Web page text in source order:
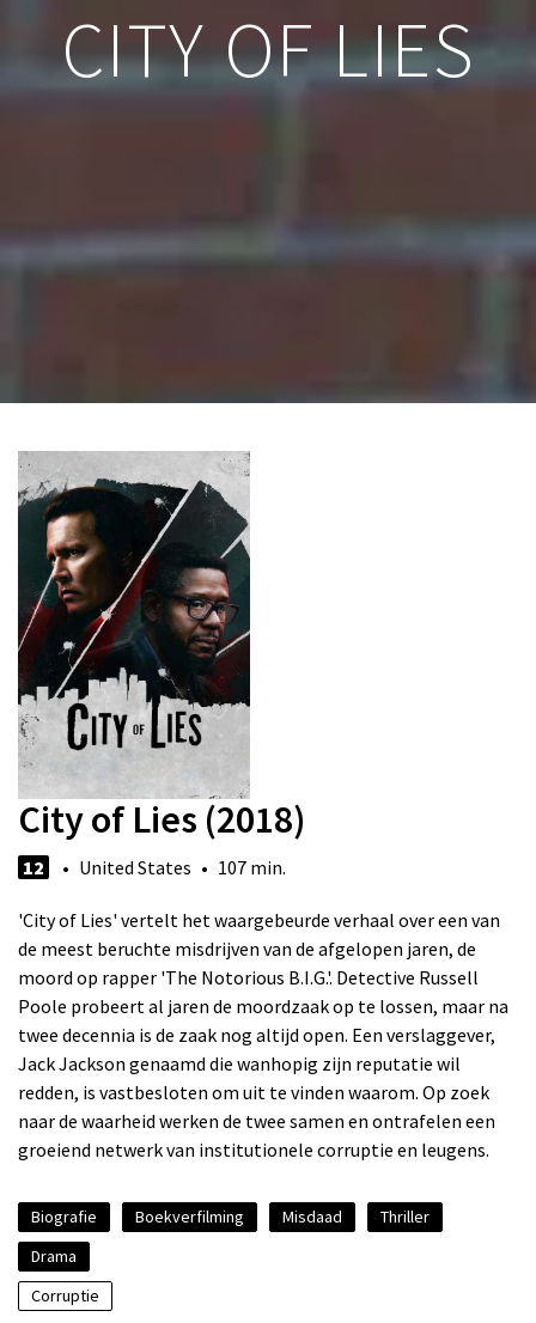
CITY OF LIES
City of Lies (2018)
12 • United States • 107 min.
'City of Lies' vertelt het waargebeurde verhaal over een van
de meest beruchte misdrijven van de afgelopen jaren, de
moord op rapper 'The Notorious B.I.G.'. Detective Russell
Poole probeert al jaren de moordzaak op te lossen, maar na
twee decennia is de zaak nog altijd open. Een verslaggever,
Jack Jackson genaamd die wanhopig zijn reputatie wil
redden, is vastbesloten om uit te vinden waarom. Op zoek
naar de waarheid werken de twee samen en ontrafelen een
groeiend netwerk van institutionele corruptie en leugens.
Biografie Boekverfilming Misdaad
Thriller
Drama
Corruptie